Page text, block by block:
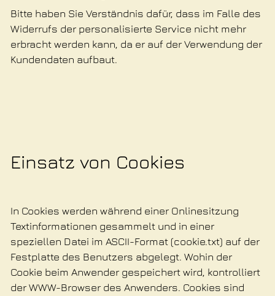
Bitte haben Sie Verständnis dafür, dass im Falle des
Widerrufs der personalisierte Service nicht mehr
erbracht werden kann, da er auf der Verwendung der
Kundendaten aufbaut.
Einsatz von Cookies
In Cookies werden während einer Onlinesitzung
Textinformationen gesammelt und in einer
speziellen Datei im ASCII-Format (cookie.txt) auf der
Festplatte des Benutzers abgelegt. Wohin der
Cookie beim Anwender gespeichert wird, kontrolliert
der WWW-Browser des Anwenders. Cookies sind